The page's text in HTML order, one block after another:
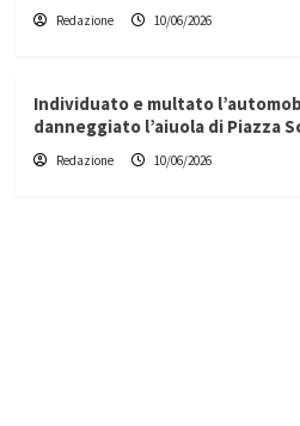
Redazione 10/06/2026
Individuato e multato
danneggiato l’aiuola di Piazza
Redazione 10/06/2026